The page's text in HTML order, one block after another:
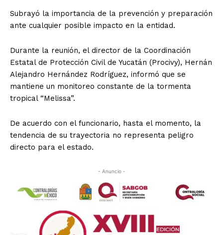
Subrayó la importancia de la prevención y preparación
ante cualquier posible impacto en la entidad.
Durante la reunión, el director de la Coordinación
Estatal de Protección Civil de Yucatán (Procivy), Hernán
Alejandro Hernández Rodríguez, informó que se
mantiene un monitoreo constante de la tormenta
tropical “Melissa”.
De acuerdo con el funcionario, hasta el momento, la
tendencia de su trayectoria no representa peligro
directo para el estado.
- Anuncio -